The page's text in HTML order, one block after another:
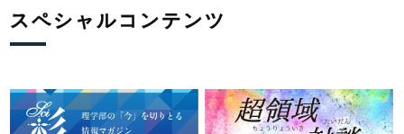
スペシャルコンテンツ